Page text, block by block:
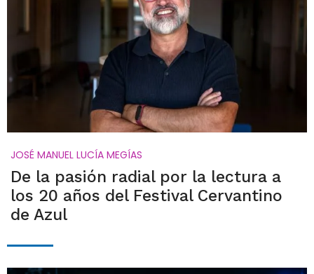
JOSÉ MANUEL LUCÍA MEGÍAS
De la pasión radial por la lectura a
los 20 años del Festival Cervantino
de Azul